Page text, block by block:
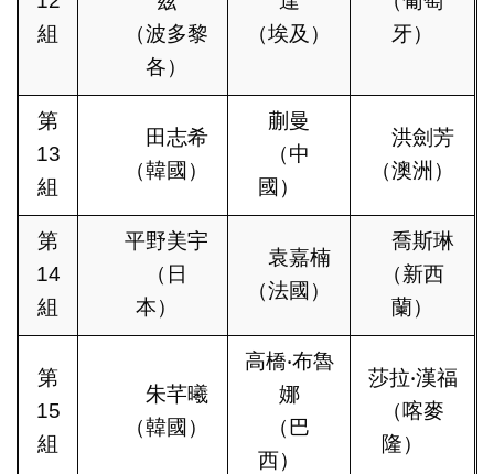
組
（波多黎
各）
（埃及）
牙）
第
13
組
田志希
（韓國）
蒯曼
（中
國）
洪劍芳
（澳洲）
第
14
組
平野美宇
（日
本）
袁嘉楠
（法國）
喬斯琳
（新西
蘭）
第
15
組
朱芊曦
（韓國）
高橋‧布魯
娜
（巴
西）
莎拉‧漢福
（喀麥
隆）